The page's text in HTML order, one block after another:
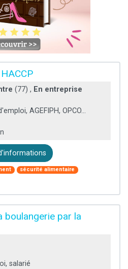
(77) , En entreprise
AGEFIPH, OPCO...
sécurité alimentaire
boulangerie par la
salarié